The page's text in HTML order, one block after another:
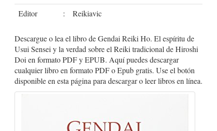
Editor
: Reikiavic
Descargue o lea el libro de Gendai Reiki Ho. El espíritu de
Usui Sensei y la verdad sobre el Reiki tradicional de Hiroshi
Doi en formato PDF y EPUB. Aquí puedes descargar
cualquier libro en formato PDF o Epub gratis. Use el botón
disponible en esta página para descargar o leer libros en línea.